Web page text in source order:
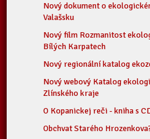
Nový dokument o
Valašsku
Nový film Rozmanitost
Bílých Karpatech
Nový regionální katalog
Nový webový Katalog
Zlínského kraje
O Kopanickej reči - kniha s
Obchvat Starého